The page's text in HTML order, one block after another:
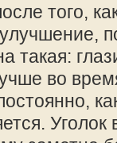
того,
такая:
во